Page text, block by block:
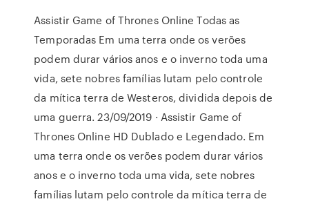
Assistir Game of Thrones Online Todas as
Temporadas Em uma terra onde os verões
podem durar vários anos e o inverno toda uma
vida, sete nobres famílias lutam pelo controle
da mítica terra de Westeros, dividida depois de
uma guerra. 23/09/2019 · Assistir Game of
Thrones Online HD Dublado e Legendado. Em
uma terra onde os verões podem durar vários
anos e o inverno toda uma vida, sete nobres
famílias lutam pelo controle da mítica terra de